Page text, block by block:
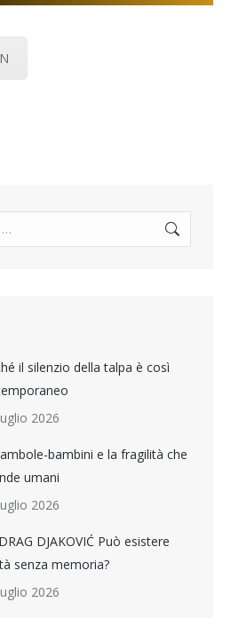
il silenzio della talpa è così
2026
bambini e la fragilità che
umani
2026
DJAKOVIĆ Può esistere
senza memoria?
2026